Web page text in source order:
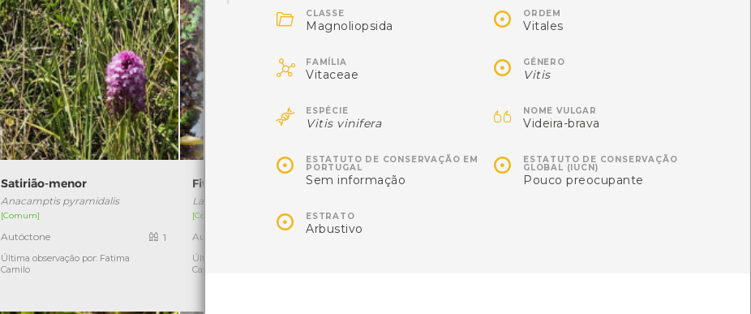
Satirião-menor
Anacamptis pyramidalis
[Comum]
Autóctone
Última observação por: Fatima
Camilo
1
Fitas
Laminaria ochroleuca
[Comum]
Autóctone
Última observação por: Soraia
Castro
Orvalhinha Estrelêta
 CLASSE
Magnoliopsida  ORDEM
Vitales
 FAMÍLIA
Vitaceae  GÉNERO
Vitis
 ESPÉCIE
Vitis vinifera  NOME VULGAR
Videira-brava
 ESTATUTO DE CONSERVAÇÃO EM
PORTUGAL
Sem informação
 ESTATUTO DE CONSERVAÇÃO
GLOBAL (IUCN)
Pouco preocupante
 ESTRATO
Arbustivo